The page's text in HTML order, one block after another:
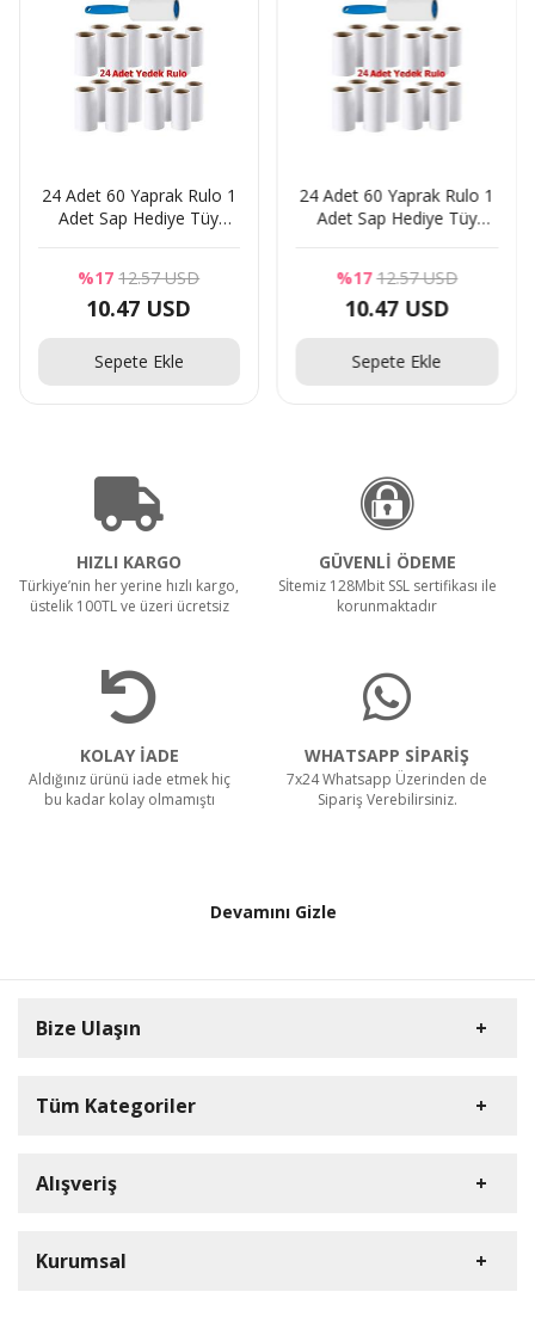
24 Adet 60 Yaprak Rulo 1
Adet Sap Hediye Tüy
%17 12.57 USD
10.47 USD
Sepete Ekle
24 Adet 60 Yaprak Rulo 1
Adet Sap Hediye Tüy
%17 12.57 USD
10.47 USD
Sepete Ekle
HIZLI KARGO
Türkiye’nin her yerine hızlı kargo,
üstelik 100TL ve üzeri ücretsiz
GÜVENLİ ÖDEME
Sİtemiz 128Mbit SSL sertifikası ile
korunmaktadır
KOLAY İADE
Aldığınız ürünü iade etmek hiç
bu kadar kolay olmamıştı
WHATSAPP SİPARİŞ
7x24 Whatsapp Üzerinden de
Sipariş Verebilirsiniz.
Devamını Gizle
Bize Ulaşın
Müşteri Hizmetleri
E-Posta Adresi
Tüm Kategoriler
Elektronik
Evcil Hayvan
Alışveriş
Kurumsal